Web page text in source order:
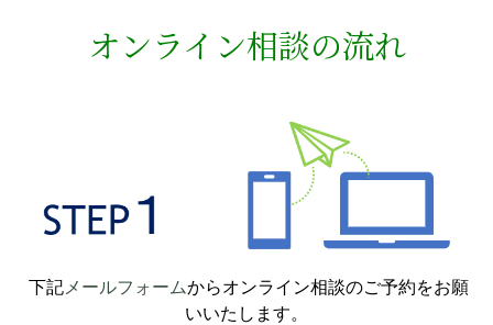
オンライン相談の流れ
下記 メールフォームからオンライン相談のご予約をお願
いいたします。